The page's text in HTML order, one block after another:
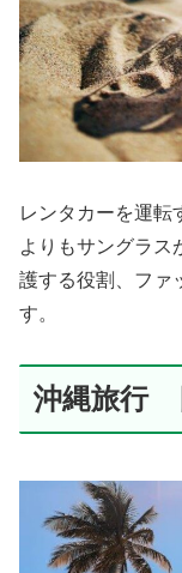
レンタカーを運転
よりもサングラス
護する役割、ファ
す。
沖縄旅行